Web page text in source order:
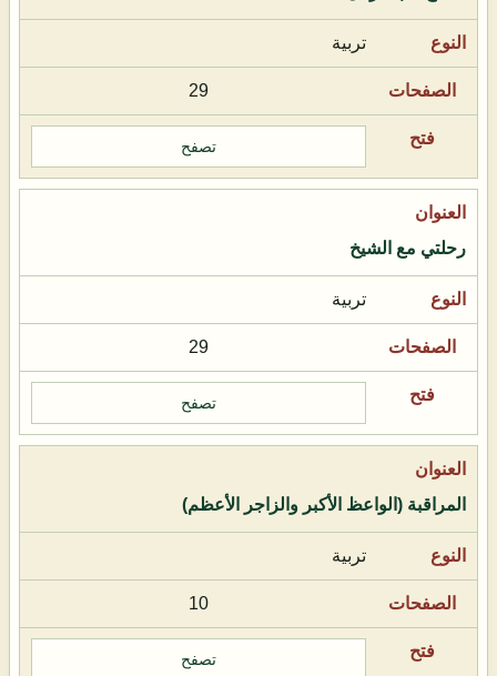
تربية
29
تصفح
رحلتي مع الشيخ
تربية
29
تصفح
المراقبة (الواعظ الأكبر والزاجر الأعظم)
تربية
10
تصفح